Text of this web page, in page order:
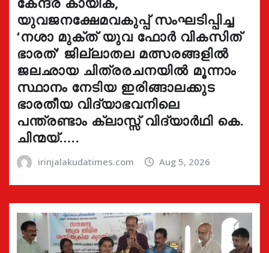
യുവജനക്ഷേമവകുപ്പ് സംഘടിപ്പിച്ച
‘നശാ മുക്ത് യുവ ഫോർ വികസിത്
ഭാരത്’ ജില്ലാതല മത്സരങ്ങളിൽ
ജലഛായ ചിത്രരചനയിൽ മൂന്നാം
സ്ഥാനം നേടിയ ഇരിങ്ങാലക്കുട
ഭാരതീയ വിദ്യാഭവനിലെ
പന്ത്രണ്ടാം ക്ലാസ്സ് വിദ്യാർഥി കെ.
ചിന്മയ്…..
irinjalakudatimes.com Aug 5, 2026